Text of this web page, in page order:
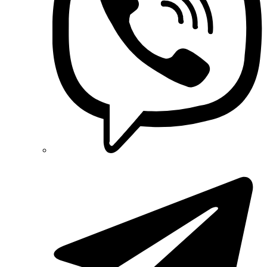
Plank Electrotechnic (Україна)
Pro'sKit (Тайвань)
PYLONTECH (Китай)
Radpol (Польща)
Raut (Україна)
Reliance (Україна)
REM POWER (Словенія)
Schneider-Electric (Франція)
Smart-MAIC
Technoelectric (Італія)
Technosystems (Україна)
TEKPAN (Туреччина)